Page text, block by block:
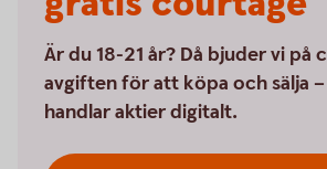
Är du 18-21 år? Då bjuder vi på
avgiften för att köpa och sälja
handlar aktier digitalt.